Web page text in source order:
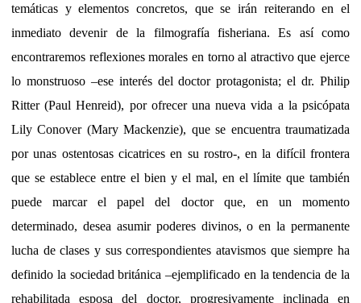
temáticas y elementos concretos, que se irán reiterando en el
inmediato devenir de la filmografía fisheriana. Es así como
encontraremos reflexiones morales en torno al atractivo que ejerce
lo monstruoso –ese interés del doctor protagonista; el dr. Philip
Ritter (Paul Henreid), por ofrecer una nueva vida a la psicópata
Lily Conover (Mary Mackenzie), que se encuentra traumatizada
por unas ostentosas cicatrices en su rostro-, en la difícil frontera
que se establece entre el bien y el mal, en el límite que también
puede marcar el papel del doctor que, en un momento
determinado, desea asumir poderes divinos, o en la permanente
lucha de clases y sus correspondientes atavismos que siempre ha
definido la sociedad británica –ejemplificado en la tendencia de la
rehabilitada esposa del doctor, progresivamente inclinada en